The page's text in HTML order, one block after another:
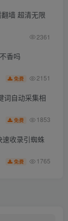
墙 超清无限
2361
香吗
免费 2151
词自动采集相
免费 1853
收录引蜘蛛
免费 1765